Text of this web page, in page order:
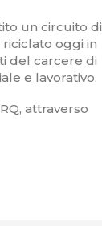
un circuito di
oggi in
del carcere di
e lavorativo.
attraverso